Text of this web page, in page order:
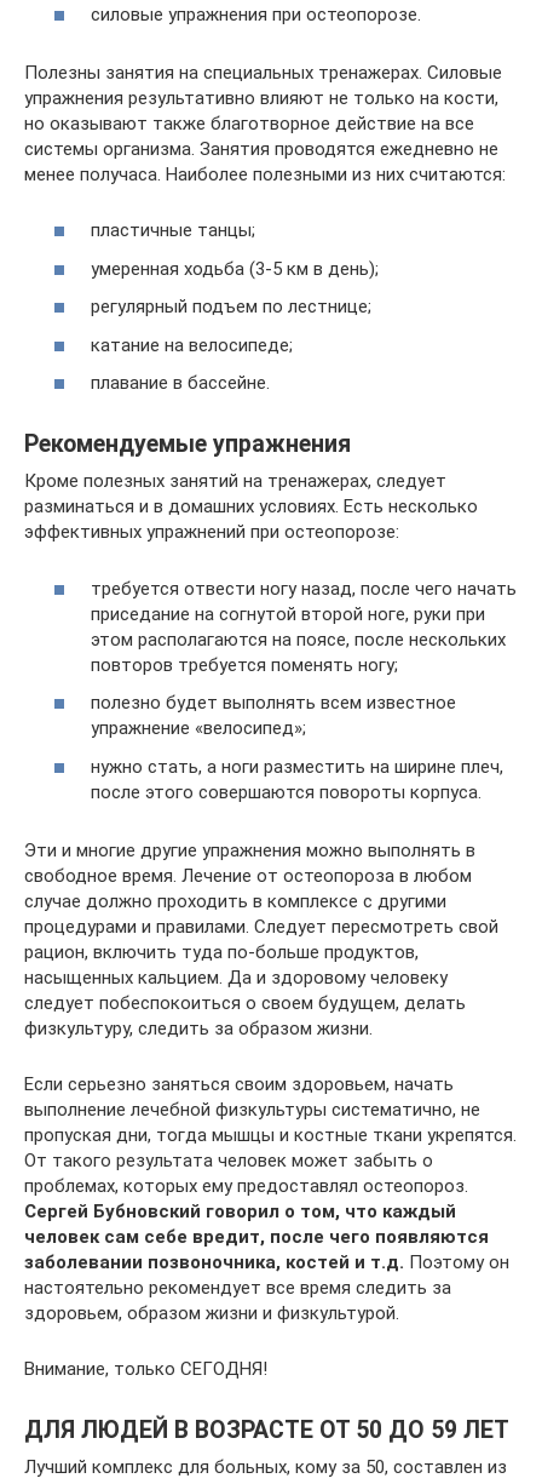
силовые упражнения при остеопорозе.
Полезны занятия на специальных тренажерах. Силовые
упражнения результативно влияют не только на кости,
но оказывают также благотворное действие на все
системы организма. Занятия проводятся ежедневно не
менее получаса. Наиболее полезными из них считаются:
пластичные танцы;
умеренная ходьба (3-5 км в день);
регулярный подъем по лестнице;
катание на велосипеде;
плавание в бассейне.
Рекомендуемые упражнения
Кроме полезных занятий на тренажерах, следует
разминаться и в домашних условиях. Есть несколько
эффективных упражнений при остеопорозе:
требуется отвести ногу назад, после чего начать
приседание на согнутой второй ноге, руки при
этом располагаются на поясе, после нескольких
повторов требуется поменять ногу;
полезно будет выполнять всем известное
упражнение «велосипед»;
нужно стать, а ноги разместить на ширине плеч,
после этого совершаются повороты корпуса.
Эти и многие другие упражнения можно выполнять в
свободное время. Лечение от остеопороза в любом
случае должно проходить в комплексе с другими
процедурами и правилами. Следует пересмотреть свой
рацион, включить туда по-больше продуктов,
насыщенных кальцием. Да и здоровому человеку
следует побеспокоиться о своем будущем, делать
физкультуру, следить за образом жизни.
Если серьезно заняться своим здоровьем, начать
выполнение лечебной физкультуры систематично, не
пропуская дни, тогда мышцы и костные ткани укрепятся.
От такого результата человек может забыть о
проблемах, которых ему предоставлял остеопороз.
Сергей Бубновский говорил о том, что каждый
человек сам себе вредит, после чего появляются
заболевании позвоночника, костей и т.д. Поэтому он
настоятельно рекомендует все время следить за
здоровьем, образом жизни и физкультурой.
Внимание, только СЕГОДНЯ!
ДЛЯ ЛЮДЕЙ В ВОЗРАСТЕ ОТ 50 ДО 59 ЛЕТ
Лучший комплекс для больных, кому за 50, составлен из